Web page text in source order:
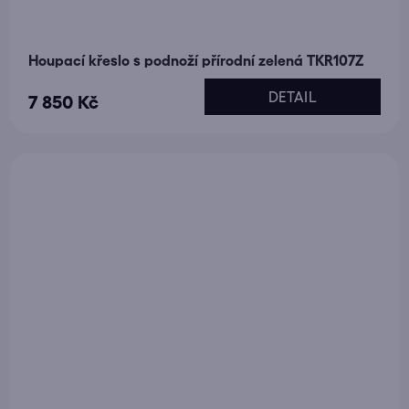
Houpací křeslo s podnoží přírodní zelená TKR107Z
7 850 Kč DETAIL